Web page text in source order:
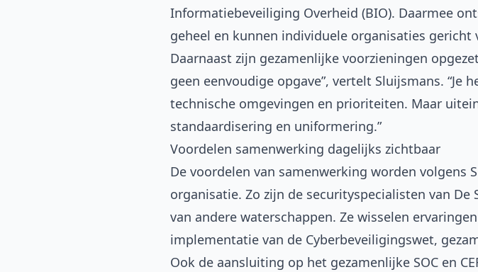
Informatiebeveiliging Overheid (BIO). Daarmee
geheel en kunnen individuele organisaties gericht
Daarnaast zijn gezamenlijke voorzieningen
geen eenvoudige opgave”, vertelt Sluijsmans. “Je
technische omgevingen en prioriteiten. Maar
standaardisering en uniformering.”
Voordelen samenwerking dagelijks zichtbaar
De voordelen van samenwerking worden volgens
organisatie. Zo zijn de securityspecialisten van De
van andere waterschappen. Ze wisselen
implementatie van de Cyberbeveiligingswet,
Ook de aansluiting op het gezamenlijke SOC en